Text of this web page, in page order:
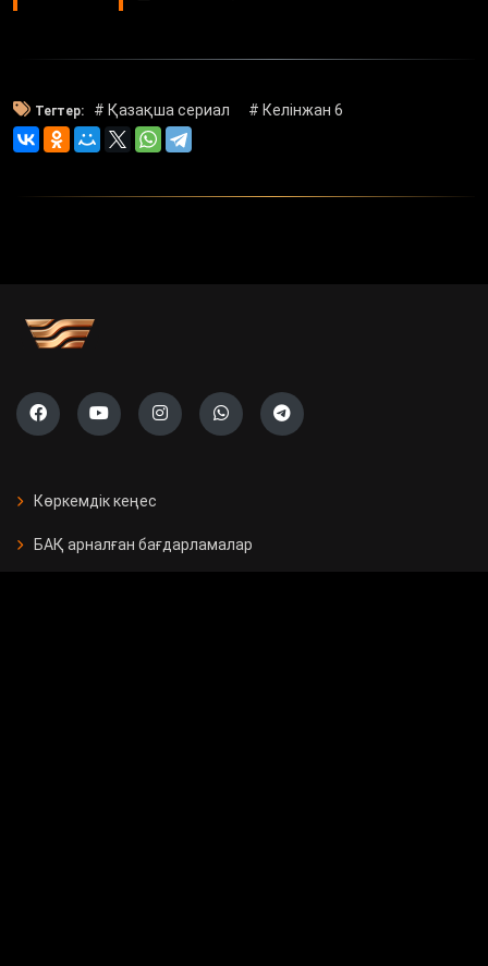
Тегтер: # Қазақша сериал # Келінжан 6
Көркемдік кеңес
БАҚ арналған бағдарламалар